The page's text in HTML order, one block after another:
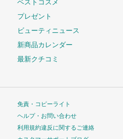
ベストコスメ
プレゼント
ビューティニュース
新商品カレンダー
最新クチコミ
免責・コピーライト
ヘルプ・お問い合わせ
利用規約違反に関するご連絡